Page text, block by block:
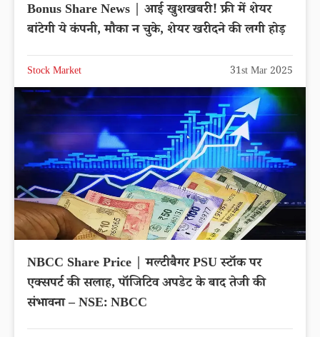
Bonus Share News | आई खुशखबरी! फ्री में शेयर
बांटेगी ये कंपनी, मौका न चुके, शेयर खरीदने की लगी होड़
Stock Market 31st Mar 2025
NBCC Share Price | मल्टीबैगर PSU स्टॉक पर
एक्सपर्ट की सलाह, पॉजिटिव अपडेट के बाद तेजी की
संभावना – NSE: NBCC